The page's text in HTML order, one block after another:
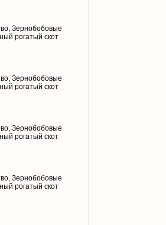
Зернобобовые
рогатый скот
Зернобобовые
рогатый скот
Зернобобовые
рогатый скот
Зернобобовые
рогатый скот